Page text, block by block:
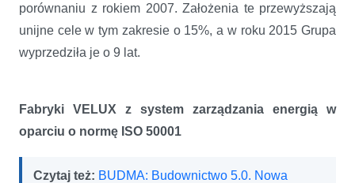
porównaniu z rokiem 2007. Założenia te przewyższają
unijne cele w tym zakresie o 15%, a w roku 2015 Grupa
wyprzedziła je o 9 lat.
Fabryki VELUX z system zarządzania energią w
oparciu o normę ISO 50001
Czytaj też: BUDMA: Budownictwo 5.0. Nowa